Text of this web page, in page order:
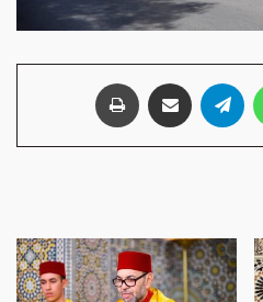
واتساب تيلقرام مشاركة عبر البريد